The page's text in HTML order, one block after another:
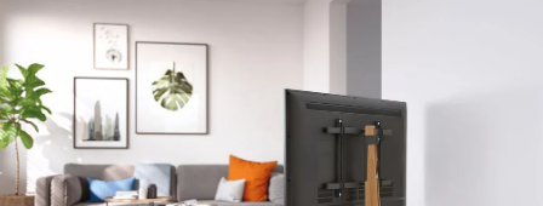
grâce à OneFinger Movement™. Simplifiez l'accès et la
gestion des câbles avec un espace arrière dédié pour
dissimuler les câbles disgracieux. Nous avons
également ajouté des bandes de protection pour
protéger votre téléviseur contre les dommages
indésirables. De plus, fixez facilement votre barre de son
à votre pied support TVS 3695 pour une expérience